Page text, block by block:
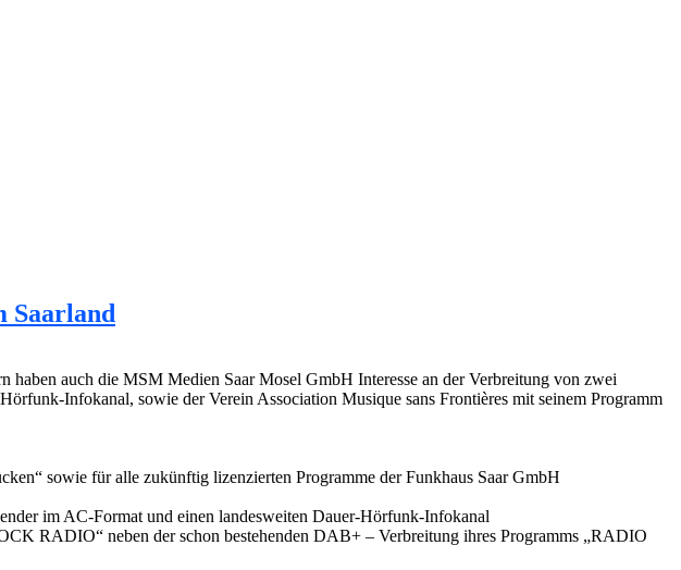
Saarland
auch die MSM Medien Saar Mosel GmbH Interesse an der Verbreitung von zwei
Infokanal, sowie der Verein Association Musique sans Frontières mit seinem Programm
sowie für alle zukünftig lizenzierten Programme der Funkhaus Saar GmbH
im AC-Format und einen landesweiten Dauer-Hörfunk-Infokanal
RADIO“ neben der schon bestehenden DAB+ – Verbreitung ihres Programms „RADIO